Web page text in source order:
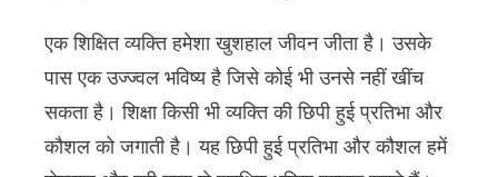
एक शिक्षित व्यक्ति हमेशा खुशहाल जीवन जीता है। उसके
पास एक उज्ज्वल भविष्य है जिसे कोई भी उनसे नहीं खींच
सकता है। शिक्षा किसी भी व्यक्ति की छिपी हुई प्रतिभा और
कौशल को जगाती है। यह छिपी हुई प्रतिभा और कौशल हमें